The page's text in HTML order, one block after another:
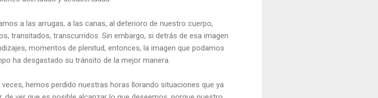
a las arrugas, a las canas, al deterioro de nuestro cuerpo,
transitados, transcurridos. Sin embargo, si detrás de esa imagen
momentos de plenitud, entonces, la imagen que podamos
ha desgastado su tránsito de la mejor manera.
hemos perdido nuestras horas llorando situaciones que ya